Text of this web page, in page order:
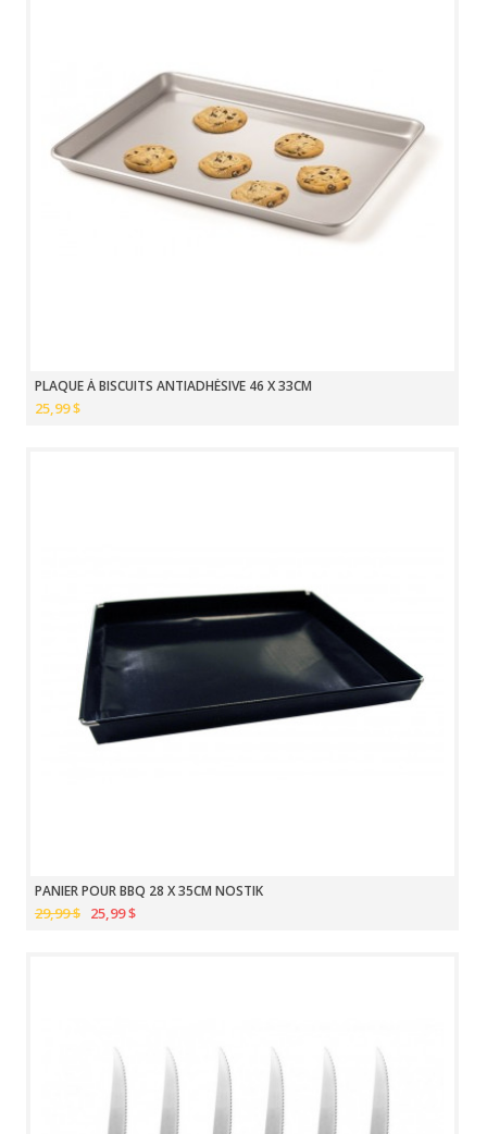
PLAQUE À BISCUITS ANTIADHÉSIVE 46 X 33CM
25,99 $
PANIER POUR BBQ 28 X 35CM NOSTIK
29,99 $ 25,99 $